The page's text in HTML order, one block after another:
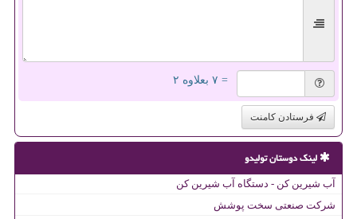
= ۷ بعلاوه ۲
فرستادن کامنت
لینک دوستان تولیدو
آب شیرین کن - دستگاه آب شیرین کن
شرکت صنعتی سخت پوشش